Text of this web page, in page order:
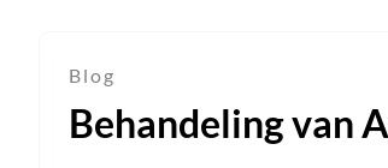
Blog
Behandeling van